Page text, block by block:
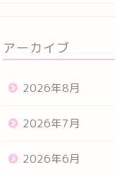
アーカイブ
2026年8月
2026年7月
2026年6月